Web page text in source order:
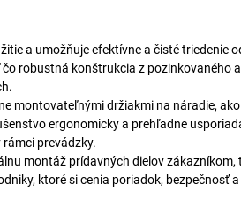
a umožňuje efektívne a čisté triedenie
robustná konštrukcia z pozinkovaného
montovateľnými držiakmi na náradie,
ergonomicky a prehľadne
prevádzky.
montáž prídavných dielov zákazníkom,
ktoré si cenia poriadok, bezpečnosť